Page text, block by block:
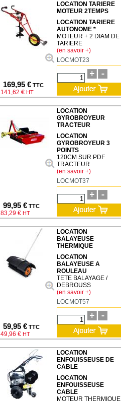
169,95 € TTC
141,62 € HT
LOCATION TARIERE
MOTEUR 2TEMPS
LOCATION TARIERE
AUTONOME *
MOTEUR + 2 DIAM DE
TARIERE
(en savoir +)
LOCMOT23
99,95 € TTC
83,29 € HT
LOCATION
GYROBROYEUR
TRACTEUR
LOCATION
GYROBROYEUR 3
POINTS
120CM SUR PDF
TRACTEUR
(en savoir +)
LOCMOT37
59,95 € TTC
49,96 € HT
LOCATION
BALAYEUSE
THERMIQUE
LOCATION
BALAYEUSE A
ROULEAU
TETE BALAYAGE /
DEBROUSS
(en savoir +)
LOCMOT57
LOCATION
ENFOUISSEUSE DE
CABLE
LOCATION
ENFOUISSEUSE
CABLE
MOTEUR THERMIQUE